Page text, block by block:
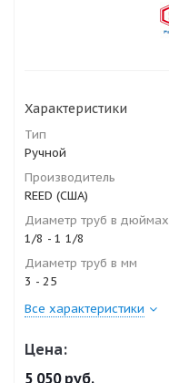
Характеристики
Тип
Ручной
Производитель
REED (США)
Диаметр труб в дюймах
1/8 - 1 1/8
Диаметр труб в мм
3 - 25
Все характеристики
Цена:
5 050руб.